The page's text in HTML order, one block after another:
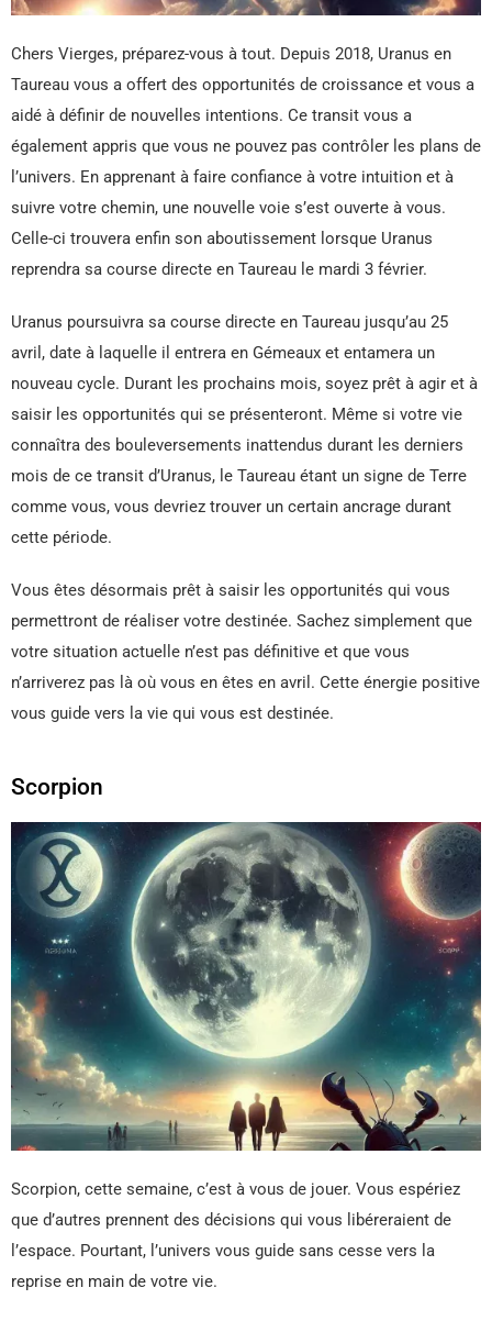
Chers Vierges, préparez-vous à tout. Depuis 2018, Uranus en
Taureau vous a offert des opportunités de croissance et vous a
aidé à définir de nouvelles intentions. Ce transit vous a
également appris que vous ne pouvez pas contrôler les plans de
l’univers. En apprenant à faire confiance à votre intuition et à
suivre votre chemin, une nouvelle voie s’est ouverte à vous.
Celle-ci trouvera enfin son aboutissement lorsque Uranus
reprendra sa course directe en Taureau le mardi 3 février.
Uranus poursuivra sa course directe en Taureau jusqu’au 25
avril, date à laquelle il entrera en Gémeaux et entamera un
nouveau cycle. Durant les prochains mois, soyez prêt à agir et à
saisir les opportunités qui se présenteront. Même si votre vie
connaîtra des bouleversements inattendus durant les derniers
mois de ce transit d’Uranus, le Taureau étant un signe de Terre
comme vous, vous devriez trouver un certain ancrage durant
cette période.
Vous êtes désormais prêt à saisir les opportunités qui vous
permettront de réaliser votre destinée. Sachez simplement que
votre situation actuelle n’est pas définitive et que vous
n’arriverez pas là où vous en êtes en avril. Cette énergie positive
vous guide vers la vie qui vous est destinée.
Scorpion
Scorpion, cette semaine, c’est à vous de jouer. Vous espériez
que d’autres prennent des décisions qui vous libéreraient de
l’espace. Pourtant, l’univers vous guide sans cesse vers la
reprise en main de votre vie.